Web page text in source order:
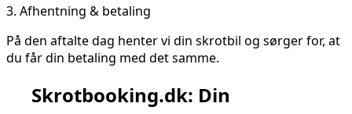
3. Afhentning & betaling
På den aftalte dag henter vi din skrotbil og sørger for, at
du får din betaling med det samme.
Skrotbooking.dk: Din